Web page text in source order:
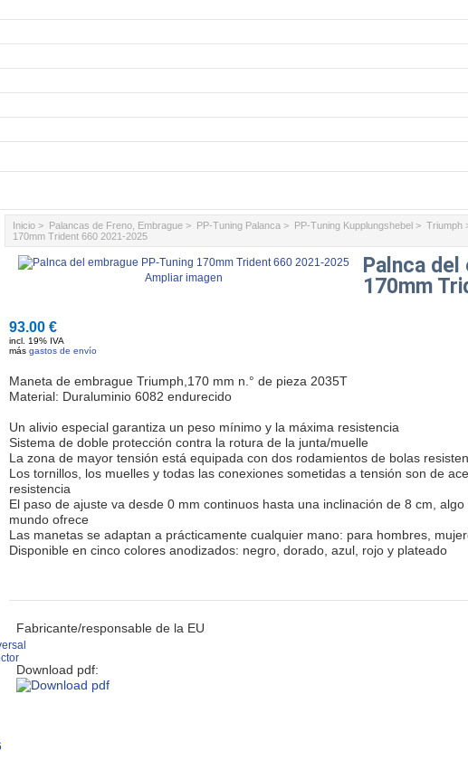
Inicio > Palancas de Freno, Embrague > PP-Tuning Palanca > PP-Tuning Kupplungshebel >Triumph
170mm Trident 660 2021-2025
Ampliar imagen
Palnca del
170mm
93.00 €
incl. 19% IVA
másgastos de envío
Maneta de embrague Triumph,170 mm n.° de pieza 2035T
Material: Duraluminio 6082 endurecido
Un alivio especial garantiza un peso mínimo y la máxima resistencia
Sistema de doble protección contra la rotura de la junta/muelle
La zona de mayor tensión está equipada con dos rodamientos de bolas
Los tornillos, los muelles y todas las conexiones sometidas a tensión son de
resistencia
El paso de ajuste va desde 0 mm continuos hasta una inclinación de 8 cm,
mundo ofrece
Las manetas se adaptan a prácticamente cualquier mano: para hombres,
Disponible en cinco colores anodizados: negro, dorado, azul, rojo y plateado
Fabricante/responsable de la EU
Download pdf: